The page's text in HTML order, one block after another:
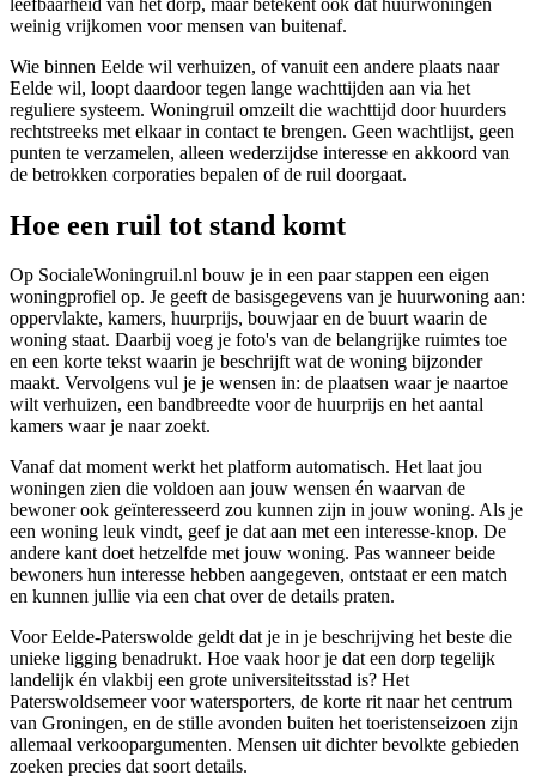
weinig vrijkomen voor mensen van buitenaf.
Wie binnen Eelde wil verhuizen, of vanuit een andere plaats naar
Eelde wil, loopt daardoor tegen lange wachttijden aan via het
reguliere systeem. Woningruil omzeilt die wachttijd door huurders
rechtstreeks met elkaar in contact te brengen. Geen wachtlijst, geen
punten te verzamelen, alleen wederzijdse interesse en akkoord van
de betrokken corporaties bepalen of de ruil doorgaat.
Hoe een ruil tot stand komt
Op SocialeWoningruil.nl bouw je in een paar stappen een eigen
woningprofiel op. Je geeft de basisgegevens van je huurwoning aan:
oppervlakte, kamers, huurprijs, bouwjaar en de buurt waarin de
woning staat. Daarbij voeg je foto's van de belangrijke ruimtes toe
en een korte tekst waarin je beschrijft wat de woning bijzonder
maakt. Vervolgens vul je je wensen in: de plaatsen waar je naartoe
wilt verhuizen, een bandbreedte voor de huurprijs en het aantal
kamers waar je naar zoekt.
Vanaf dat moment werkt het platform automatisch. Het laat jou
woningen zien die voldoen aan jouw wensen én waarvan de
bewoner ook geïnteresseerd zou kunnen zijn in jouw woning. Als je
een woning leuk vindt, geef je dat aan met een interesse-knop. De
andere kant doet hetzelfde met jouw woning. Pas wanneer beide
bewoners hun interesse hebben aangegeven, ontstaat er een match
en kunnen jullie via een chat over de details praten.
Voor Eelde-Paterswolde geldt dat je in je beschrijving het beste die
unieke ligging benadrukt. Hoe vaak hoor je dat een dorp tegelijk
landelijk én vlakbij een grote universiteitsstad is? Het
Paterswoldsemeer voor watersporters, de korte rit naar het centrum
van Groningen, en de stille avonden buiten het toeristenseizoen zijn
allemaal verkoopargumenten. Mensen uit dichter bevolkte gebieden
zoeken precies dat soort details.